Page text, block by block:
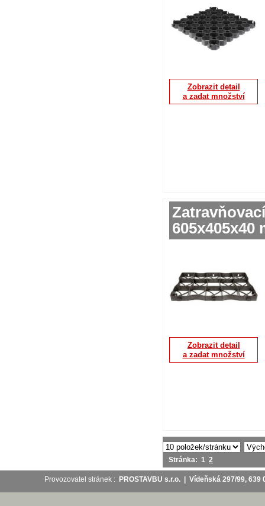
Zobrazit detail
a zadat množství
605x405x40
Zobrazit detail
a zadat množství
Stránka: 1 2
Provozovatel stránek : PROSTAVBU s.r.o. | Vídeňská 297/99,